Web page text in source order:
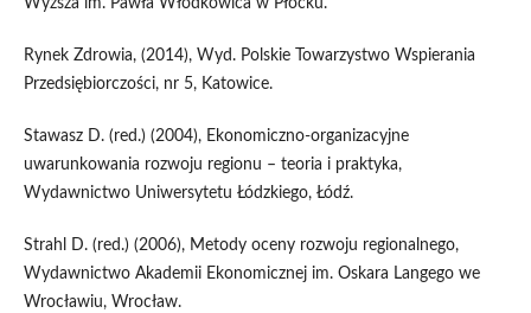
Wyższa im. Pawła Włodkowica w Płocku.
Rynek Zdrowia, (2014), Wyd. Polskie Towarzystwo Wspierania
Przedsiębiorczości, nr 5, Katowice.
Stawasz D. (red.) (2004), Ekonomiczno-organizacyjne
uwarunkowania rozwoju regionu – teoria i praktyka,
Wydawnictwo Uniwersytetu Łódzkiego, Łódź.
Strahl D. (red.) (2006), Metody oceny rozwoju regionalnego,
Wydawnictwo Akademii Ekonomicznej im. Oskara Langego we
Wrocławiu, Wrocław.